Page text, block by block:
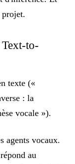
projet.
to-
texte («
: la
vocale »).
agents vocaux.
au